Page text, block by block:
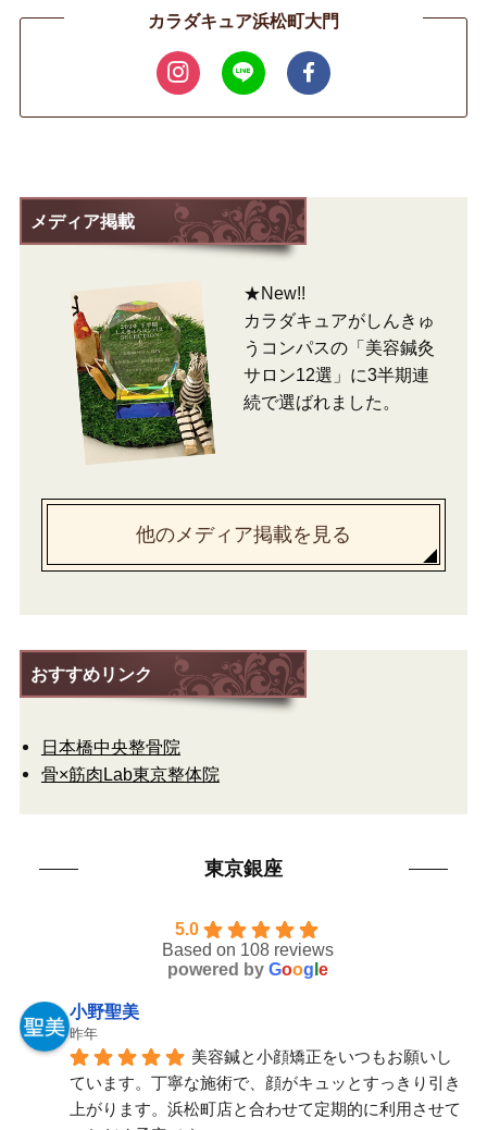
カラダキュア浜松町大門
メディア掲載
★New!!
カラダキュアがしんきゅ
うコンパスの「美容鍼灸
サロン12選」に3半期連
続で選ばれました。
他のメディア掲載を見る
おすすめリンク
日本橋中央整骨院
骨×筋肉Lab東京整体院
東京銀座
5.0
Based on 108 reviews
powered by Goog e
小野聖美
昨年
美容鍼と小顔矯正をいつもお願いし
ています。丁寧な施術で、顔がキュッとすっきり引き
上がります。浜松町店と合わせて定期的に利用させて